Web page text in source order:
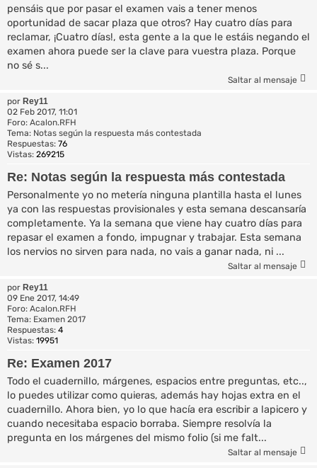
pensáis que por pasar el examen vais a tener menos
oportunidad de sacar plaza que otros? Hay cuatro días para
reclamar, ¡Cuatro días!, esta gente a la que le estáis negando el
examen ahora puede ser la clave para vuestra plaza. Porque
no sé s...
Saltar al mensaje
por Rey11
02 Feb 2017, 11:01
Foro: Acalon.RFH
Tema: Notas según la respuesta más contestada
Respuestas: 76
Vistas: 269215
Re: Notas según la respuesta más contestada
Personalmente yo no metería ninguna plantilla hasta el lunes
ya con las respuestas provisionales y esta semana descansaría
completamente. Ya la semana que viene hay cuatro días para
repasar el examen a fondo, impugnar y trabajar. Esta semana
los nervios no sirven para nada, no vais a ganar nada, ni ...
Saltar al mensaje
por Rey11
09 Ene 2017, 14:49
Foro: Acalon.RFH
Tema: Examen 2017
Respuestas: 4
Vistas: 19951
Re: Examen 2017
Todo el cuadernillo, márgenes, espacios entre preguntas, etc..,
lo puedes utilizar como quieras, además hay hojas extra en el
cuadernillo. Ahora bien, yo lo que hacía era escribir a lapicero y
cuando necesitaba espacio borraba. Siempre resolvía la
pregunta en los márgenes del mismo folio (si me falt...
Saltar al mensaje